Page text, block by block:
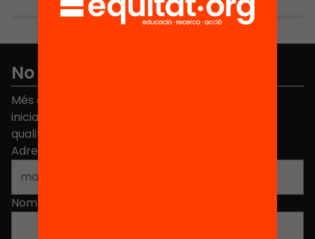
No et perdis res
Més de 40.000 persones ja han triat Equitat. Rep
iniciatives, propostes i projectes per millorar la
qualitat de l'educació a Catalunya.
Adreça electrònica
Nom